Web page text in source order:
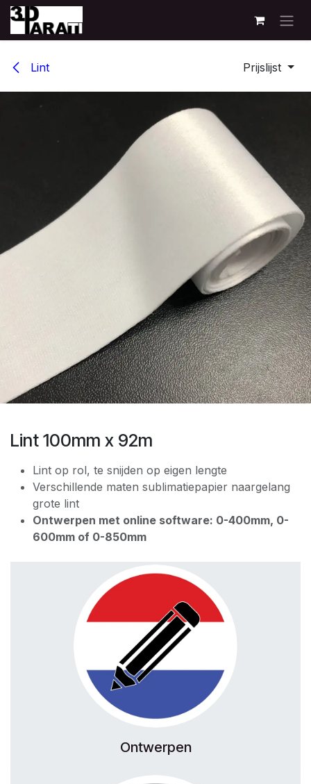
Overslaan naar inhoud
Lint Prijslijst
Lint 100mm x 92m
Lint op rol, te snijden op eigen lengte
Verschillende maten sublimatiepapier naargelang
grote lint
Ontwerpen met online software: 0-400mm, 0-
600mm of 0-850mm
Ontwerpen